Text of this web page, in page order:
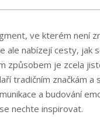
ve kterém není
ale nabízejí cesty, jak
způsobem je zcela
tradičním značkám
a budování
nechte inspirovat.